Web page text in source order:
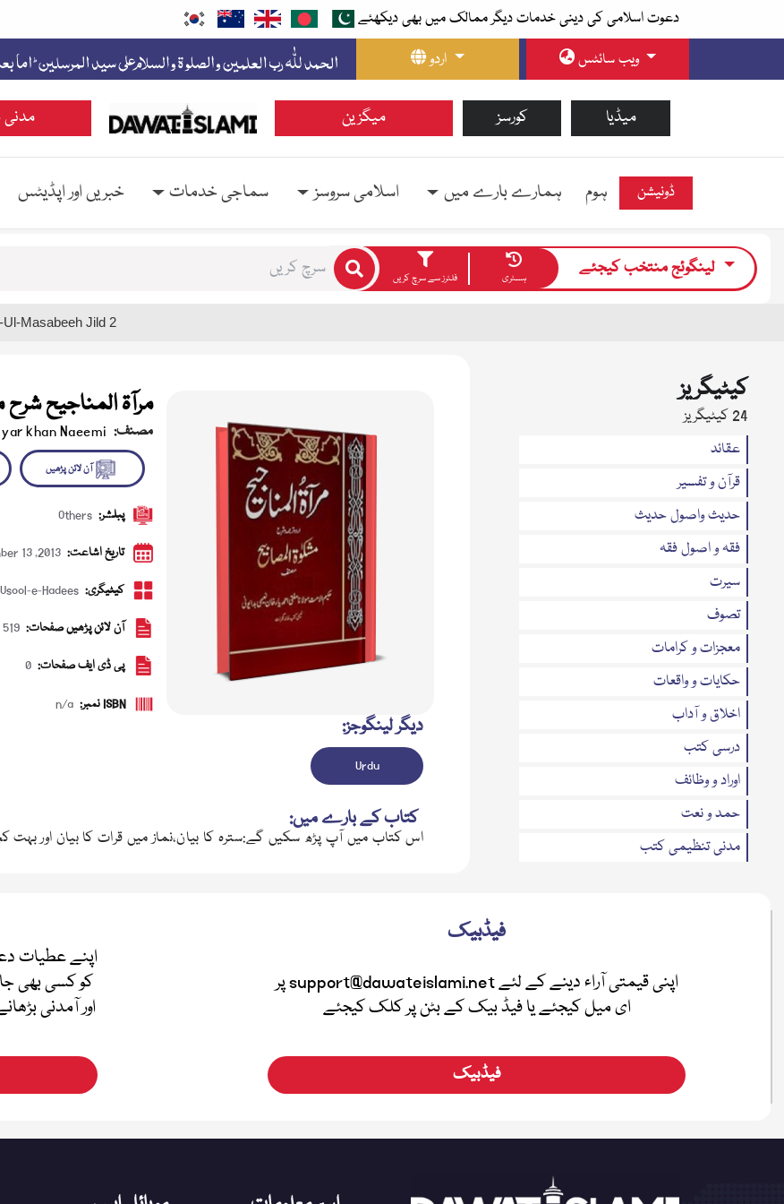
دعوت اسلامی کی دینی خدمات دیگر ممالک میں بھی دیکھئے
اردو
ویب سائٹس
میگزین کورسز میڈیا
ہوم ہمارے بارے میں اسلامی سروسز سماجی خدمات خبریں اور اپڈیٹس ڈونیشن
فلٹرز سے سرچ کریں ہسٹری لینگوئج منتخب کیجئے
Masabeeh Jild 2
کیٹیگریز
24 کیٹیگریز
عقائد
قرآن و تفسیر
حدیث واصول حدیث
فقہ و اصول فقہ
سیرت
تصوف
معجزات و کرامات
حکایات و واقعات
اخلاق و آداب
درسی کتب
اوراد و وظائف
حمد و نعت
مدنی تنظیمی کتب
صلہ رحمی
نیکی کی دعوت
مرآۃ المناجیح
مصنف: khan Naeemi
آن لائن پڑھیں
پبلشر: Others
تاریخ اشاعت: 13 ,2013
کیٹیگری: e-Hadees
آن لائن پڑھیں صفحات: 519
پی ڈی ایف صفحات: 0
ISBN نمبر: n/a
دیگر لینگوجز:
Urdu
کتاب کے بارے میں:
اس کتاب میں آپ پڑھ سکیں گے:سترہ کا بیان،نماز میں قرات کا بیان اور بہت
فیڈبیک
اپنی قیمتی آراء دینے کے لئے support@dawateislami.net پر
ای میل کیجئے یا فیڈ بیک کے بٹن پر کلک کیجئے
فیڈبیک
اپنے عطیات
کو کسی بھی
اور آمدنی